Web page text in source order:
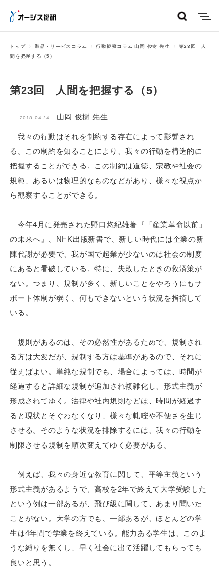
トップ 製品・サービスコラム 行動観察コラム 山岡 俊樹 先生
第23回 人
間を把握する（5）
第23回 人間を把握する（5）
2018.04.24 山岡 俊樹 先生
我々の行動はそれを制約する存在によって影響され
る。この制約を知ることにより、我々の行動を構造的に
把握することができる。この制約は道徳、宗教や社会の
規範、あるいは物理的なものなどがあり、様々な視点か
ら観察することができる。
今年4月に発売された野口悠紀雄著『「産業革命以前」
の未来へ』、NHK出版新書で、新しい時代には企業の新
陳代謝が必要で、我が国で起業が少ないのは社会の制度
にあると看破している。特に、失敗したときの救済策が
ない。つまり、規制が多く、新しいことをやろうにもサ
ポート体制が弱く、何もできないという状況を指摘して
いる。
規則があるのは、その必然性があるためで、規制され
る方は大変だが、規制する方は基準があるので、それに
従えばよい。単純な規制でも、場合によっては、時間が
経過すると詳細な規制が追加され複雑化し、形式主義が
形成されてゆく。法律や社内規則などは、時間が経過す
ると現状とそぐわなくなり、様々な軋轢や不便さを生じ
させる。そのような状況を排除するには、我々の行動を
制限させる規制を順次変えてゆく必要がある。
例えば、我々の身近な教育に関して、平等主義という
形式主義があるようで、高校を2年で終えて大学受験した
という例は一部あるが、飛び級に関して、あまり聞いた
ことがない。大学の方でも、一部あるが、ほとんどの学
生は4年間で学業を終えている。能力ある学生は、このよ
うな縛りを無くし、早く社会に出て活躍してもらっても
良いと思う。